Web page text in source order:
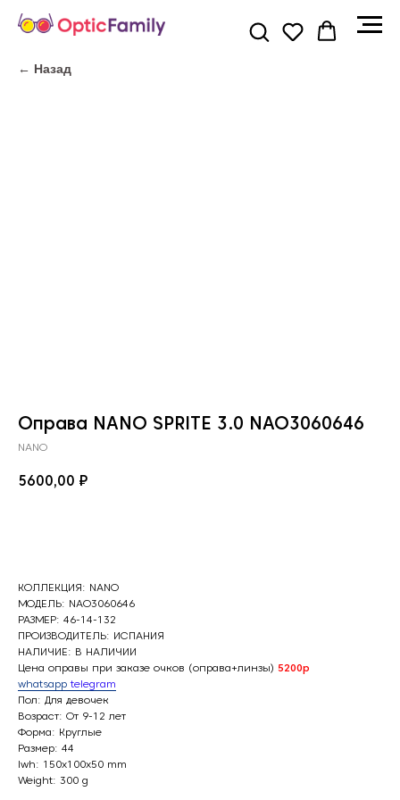
← Назад
Оправа NANO SPRITE 3.0 NAO3060646
NANO
5600,00 ₽
КОЛЛЕКЦИЯ: NANO
МОДЕЛЬ: NAO3060646
РАЗМЕР: 46-14-132
ПРОИЗВОДИТЕЛЬ: ИСПАНИЯ
НАЛИЧИЕ: В НАЛИЧИИ
Цена оправы при заказе очков (оправа+линзы) 5200р
whatsapptelegram
Пол: Для девочек
Возраст: От 9-12 лет
Форма: Круглые
Размер: 44
lwh: 150x100x50 mm
Weight: 300 g